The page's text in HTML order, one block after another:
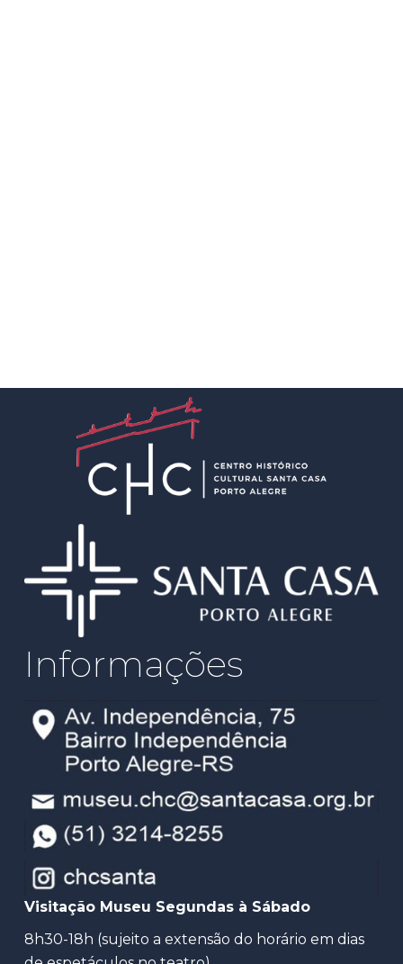
Informações
Visitação Museu Segundas à Sábado
8h30-18h (sujeito a extensão do horário em dias